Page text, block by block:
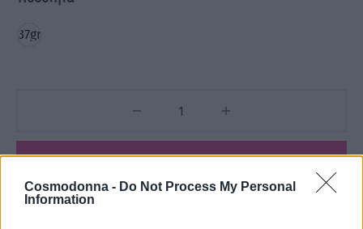
Cosmodonna - Do Not Process My Personal
Information
37gr
Προσθήκη στο καλάθι